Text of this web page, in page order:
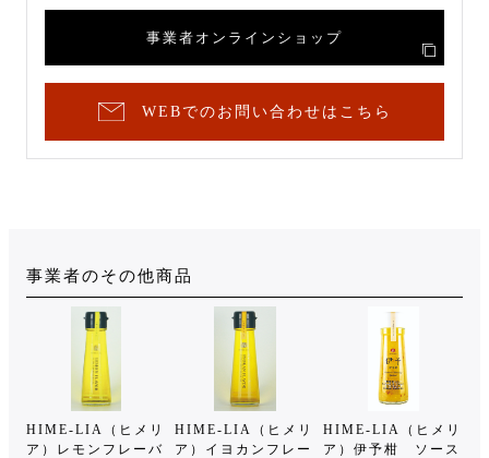
事業者オンラインショップ
WEBでのお問い合わせはこちら
事業者のその他商品
HIME-LIA（ヒメリ
ア）レモンフレーバ
HIME-LIA（ヒメリ
ア）イヨカンフレー
HIME-LIA（ヒメリ
ア）伊予柑 ソース